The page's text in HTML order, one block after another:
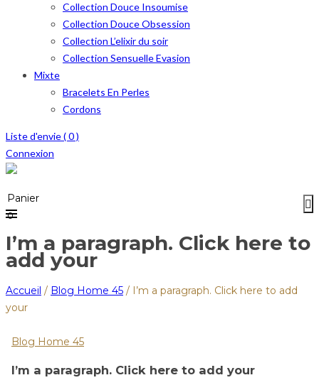
Collection Douce Insoumise
Collection Douce Obsession
Collection L’elixir du soir
Collection Sensuelle Evasion
Mixte
Bracelets En Perles
Cordons
Liste d'envie (0)
Connexion
Panier
0
I’m a paragraph. Click here to
add your
Accueil / Blog Home 45 / I’m a paragraph. Click here to add
your
Blog Home 45
I’m a paragraph. Click here to add your